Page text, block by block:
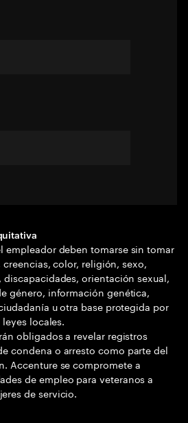
empleador deben tomarse sin tomar
color, religión, sexo,
orientación sexual,
género, información genética,
u otra base protegida por
locales.
obligados a revelar registros
condena o arresto como parte del
Accenture se compromete a
de empleo para veteranos a
de servicio.